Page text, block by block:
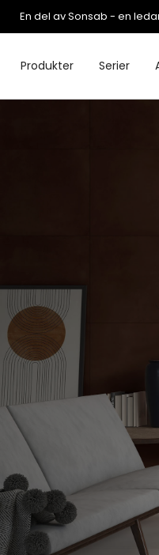
En del av Sonsab - en
Produkter Serier